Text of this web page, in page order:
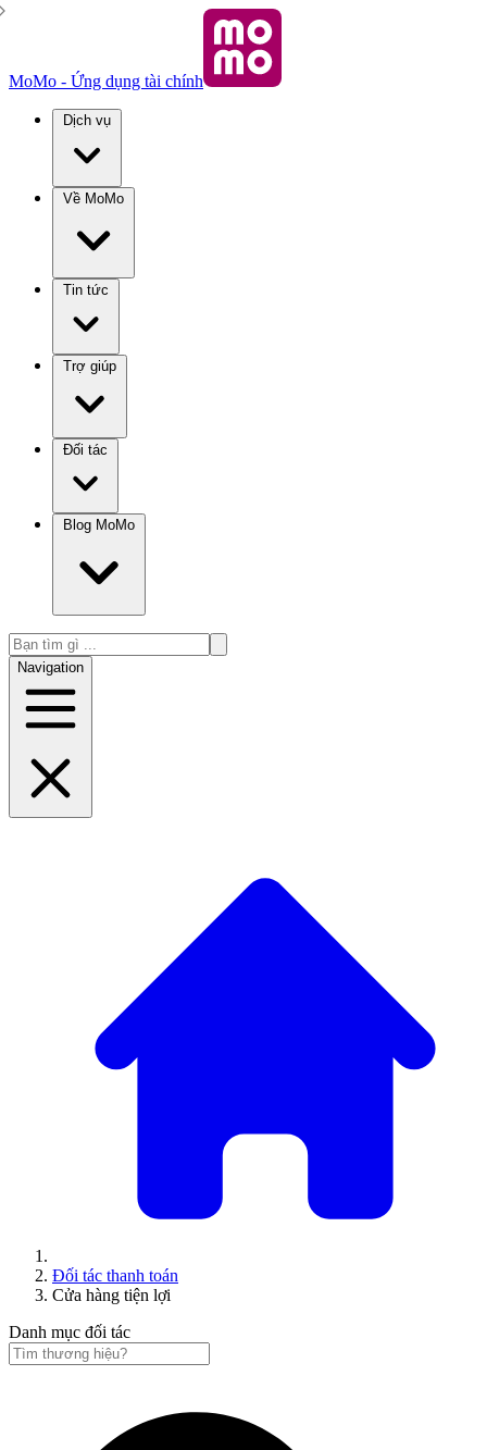
MoMo - Ứng dụng tài chính
Dịch vụ
Về MoMo
Tin tức
Trợ giúp
Đối tác
Blog MoMo
Navigation
Đối tác thanh toán
Cửa hàng tiện lợi
Danh mục đối tác